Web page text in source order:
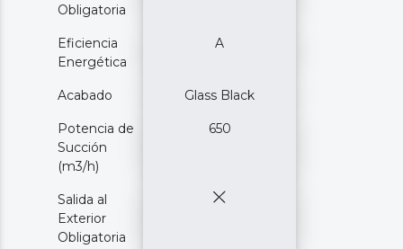
Obligatoria
Eficiencia
Energética
A
Acabado Glass Black
Potencia de
Succión
(m3/h)
650
Salida al
Exterior
Obligatoria